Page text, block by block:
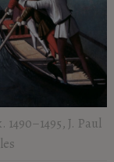
1490–1495, J. Paul